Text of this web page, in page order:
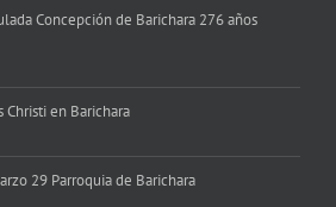
Concepción de Barichara 276 años
en Barichara
29 Parroquia de Barichara